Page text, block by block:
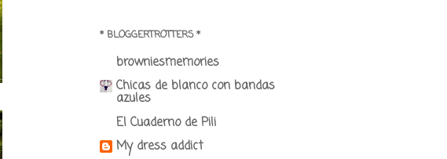
* BLOGGERTROTTERS *
browniesmemories
Chicas de blanco con bandas
azules
El Cuaderno de Pili
My dress addict